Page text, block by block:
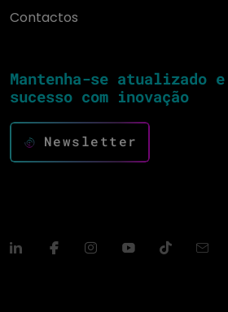
Contactos
Mantenha-se atualizado
sucesso com inovação
Newsletter